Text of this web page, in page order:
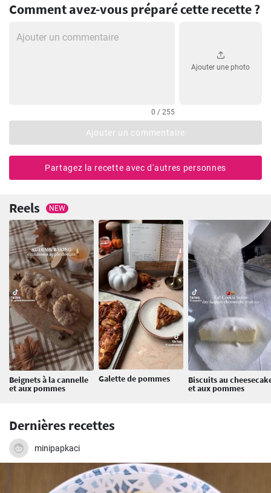
Comment avez-vous préparé cette recette ?
0 / 255
Ajouter une photo
Ajouter un commentaire
Partagez la recette avec d'autres personnes
Reels NEW
Beignets à la cannelle
et aux pommes
Galette de pommes Biscuits au
et aux pommes
Dernières recettes
minipapkaci